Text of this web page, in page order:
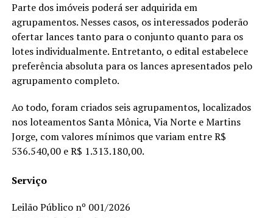
Parte dos imóveis poderá ser adquirida em
agrupamentos. Nesses casos, os interessados poderão
ofertar lances tanto para o conjunto quanto para os
lotes individualmente. Entretanto, o edital estabelece
preferência absoluta para os lances apresentados pelo
agrupamento completo.
Ao todo, foram criados seis agrupamentos, localizados
nos loteamentos Santa Mônica, Via Norte e Martins
Jorge, com valores mínimos que variam entre R$
536.540,00 e R$ 1.313.180,00.
Serviço
Leilão Público nº 001/2026